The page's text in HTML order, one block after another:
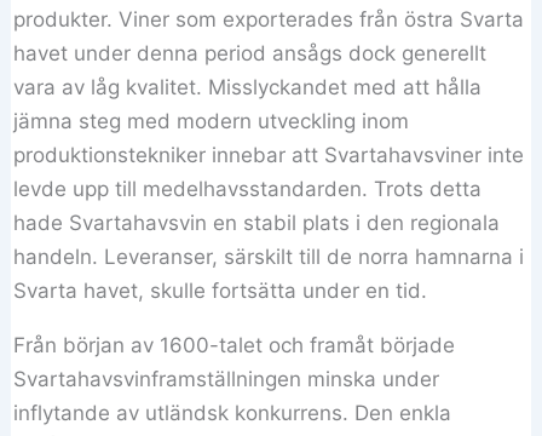
produkter. Viner som exporterades från östra Svarta
havet under denna period ansågs dock generellt
vara av låg kvalitet. Misslyckandet med att hålla
jämna steg med modern utveckling inom
produktionstekniker innebar att Svartahavsviner inte
levde upp till medelhavsstandarden. Trots detta
hade Svartahavsvin en stabil plats i den regionala
handeln. Leveranser, särskilt till de norra hamnarna i
Svarta havet, skulle fortsätta under en tid.
Från början av 1600-talet och framåt började
Svartahavsvinframställningen minska under
inflytande av utländsk konkurrens. Den enkla